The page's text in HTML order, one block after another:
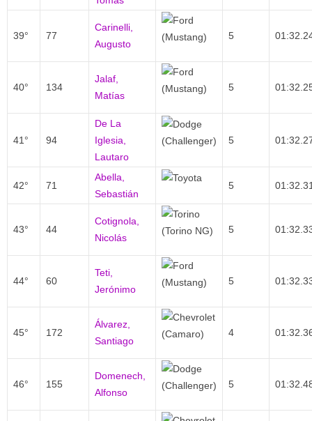
39° 77
Carinelli,
Augusto
5
40° 134
Jalaf,
Matías
5
41° 94
De La
Iglesia,
Lautaro
5
42° 71
Abella,
Sebastián
5
43° 44
Cotignola,
Nicolás
5
44° 60
Teti,
Jerónimo
5
45° 172
Álvarez,
Santiago
4
46° 155
Domenech,
Alfonso
5